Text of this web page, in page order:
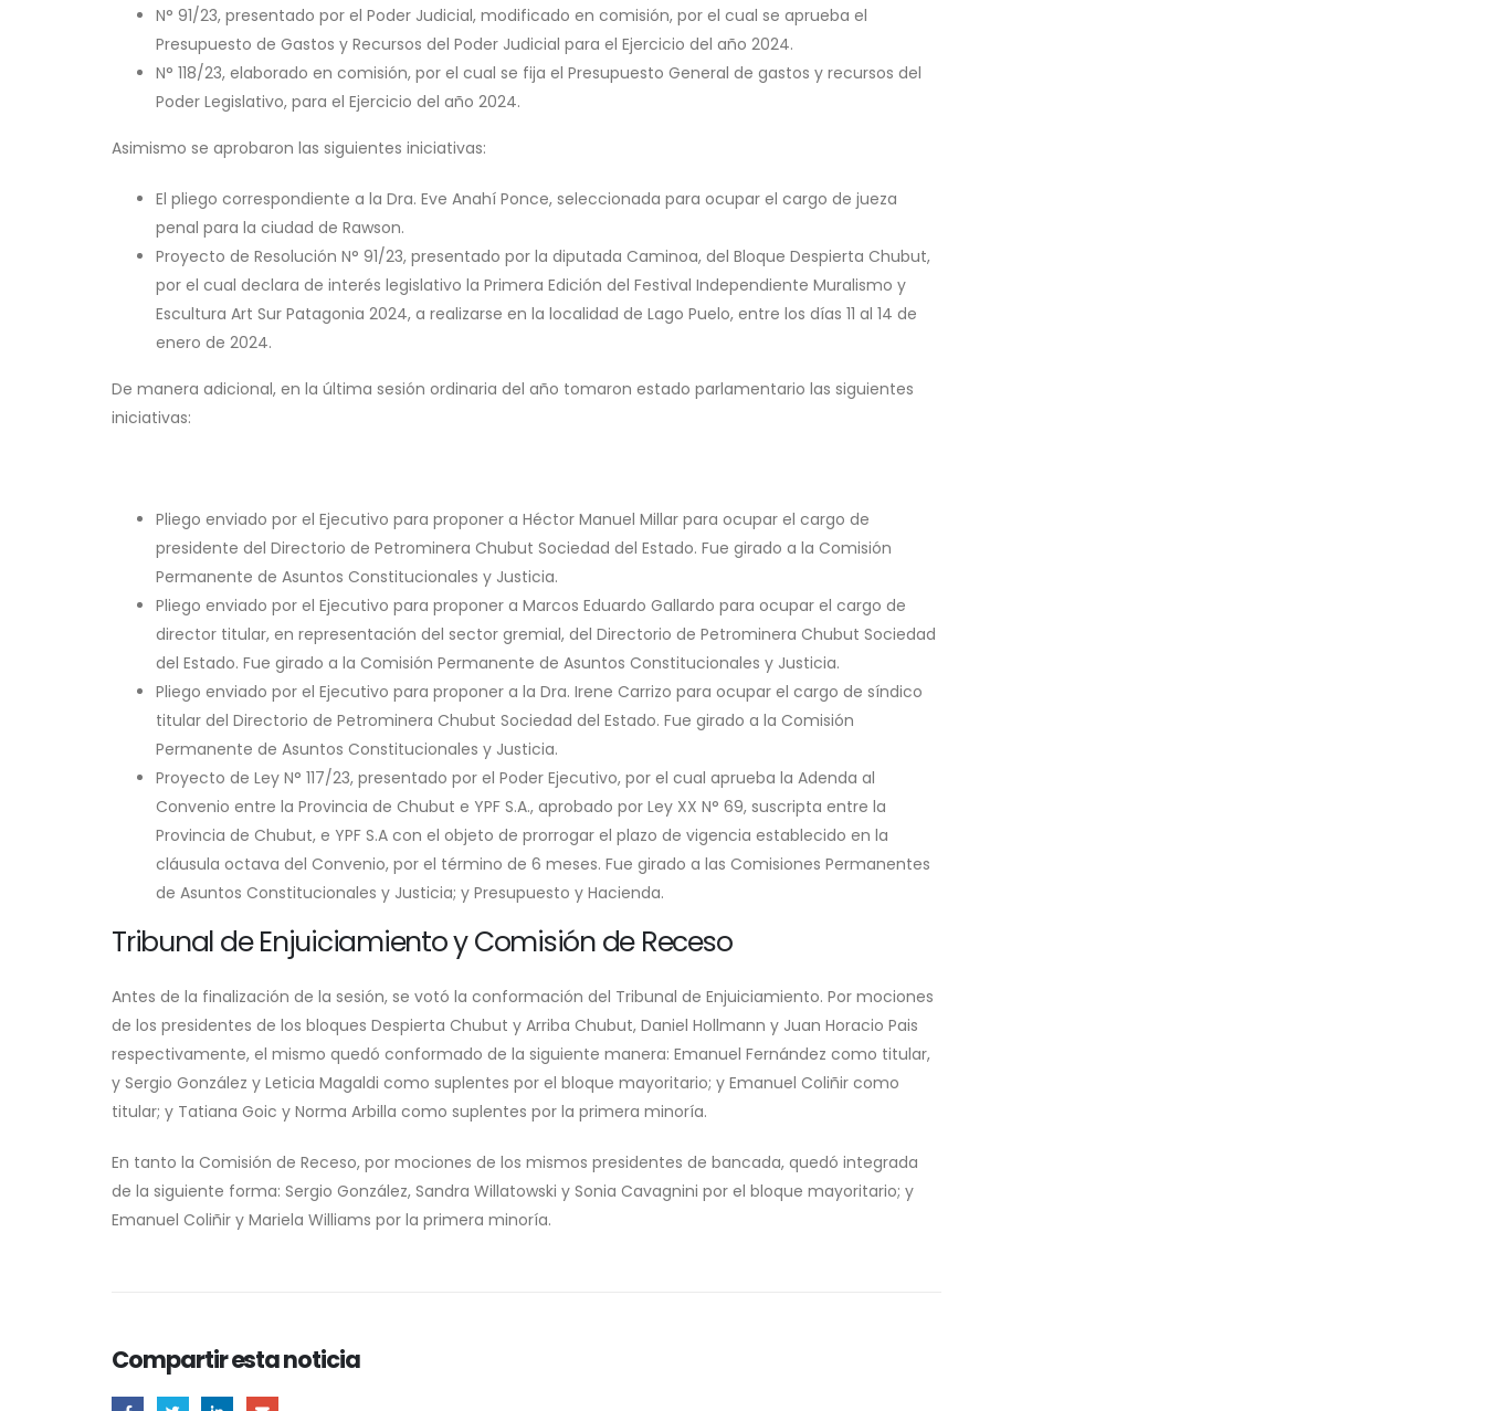
N° 91/23, presentado por el Poder Judicial, modificado en comisión, por el cual se aprueba el
Presupuesto de Gastos y Recursos del Poder Judicial para el Ejercicio del año 2024.
N° 118/23, elaborado en comisión, por el cual se fija el Presupuesto General de gastos y recursos del
Poder Legislativo, para el Ejercicio del año 2024.
Asimismo se aprobaron las siguientes iniciativas:
El pliego correspondiente a la Dra. Eve Anahí Ponce, seleccionada para ocupar el cargo de jueza
penal para la ciudad de Rawson.
Proyecto de Resolución N° 91/23, presentado por la diputada Caminoa, del Bloque Despierta Chubut,
por el cual declara de interés legislativo la Primera Edición del Festival Independiente Muralismo y
Escultura Art Sur Patagonia 2024, a realizarse en la localidad de Lago Puelo, entre los días 11 al 14 de
enero de 2024.
De manera adicional, en la última sesión ordinaria del año tomaron estado parlamentario las siguientes
iniciativas:
Pliego enviado por el Ejecutivo para proponer a Héctor Manuel Millar para ocupar el cargo de
presidente del Directorio de Petrominera Chubut Sociedad del Estado. Fue girado a la Comisión
Permanente de Asuntos Constitucionales y Justicia.
Pliego enviado por el Ejecutivo para proponer a Marcos Eduardo Gallardo para ocupar el cargo de
director titular, en representación del sector gremial, del Directorio de Petrominera Chubut Sociedad
del Estado. Fue girado a la Comisión Permanente de Asuntos Constitucionales y Justicia.
Pliego enviado por el Ejecutivo para proponer a la Dra. Irene Carrizo para ocupar el cargo de síndico
titular del Directorio de Petrominera Chubut Sociedad del Estado. Fue girado a la Comisión
Permanente de Asuntos Constitucionales y Justicia.
Proyecto de Ley N° 117/23, presentado por el Poder Ejecutivo, por el cual aprueba la Adenda al
Convenio entre la Provincia de Chubut e YPF S.A., aprobado por Ley XX N° 69, suscripta entre la
Provincia de Chubut, e YPF S.A con el objeto de prorrogar el plazo de vigencia establecido en la
cláusula octava del Convenio, por el término de 6 meses. Fue girado a las Comisiones Permanentes
de Asuntos Constitucionales y Justicia; y Presupuesto y Hacienda.
Tribunal de Enjuiciamiento y Comisión de Receso
Antes de la finalización de la sesión, se votó la conformación del Tribunal de Enjuiciamiento. Por mociones
de los presidentes de los bloques Despierta Chubut y Arriba Chubut, Daniel Hollmann y Juan Horacio Pais
respectivamente, el mismo quedó conformado de la siguiente manera: Emanuel Fernández como titular,
y Sergio González y Leticia Magaldi como suplentes por el bloque mayoritario; y Emanuel Coliñir como
titular; y Tatiana Goic y Norma Arbilla como suplentes por la primera minoría.
En tanto la Comisión de Receso, por mociones de los mismos presidentes de bancada, quedó integrada
de la siguiente forma: Sergio González, Sandra Willatowski y Sonia Cavagnini por el bloque mayoritario; y
Emanuel Coliñir y Mariela Williams por la primera minoría.
Compartir esta noticia